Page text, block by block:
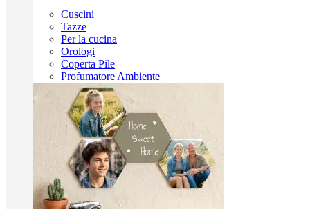
Cuscini
Tazze
Per la cucina
Orologi
Coperta Pile
Profumatore Ambiente